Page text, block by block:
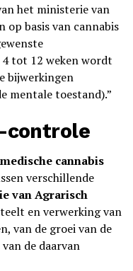
het ministerie van
op basis van cannabis
tot 12 weken wordt
bijwerkingen
mentale toestand).”
controle
medische cannabis
verschillende
van Agrarisch
en verwerking van
van de groei van de
de daarvan